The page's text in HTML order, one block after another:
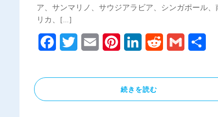
ア、サンマリノ、サウジアラビア、シンガポール、
リカ、[…]
FacebookTwitter Email PinterestLinkedIn Reddit Gmail
続きを読む